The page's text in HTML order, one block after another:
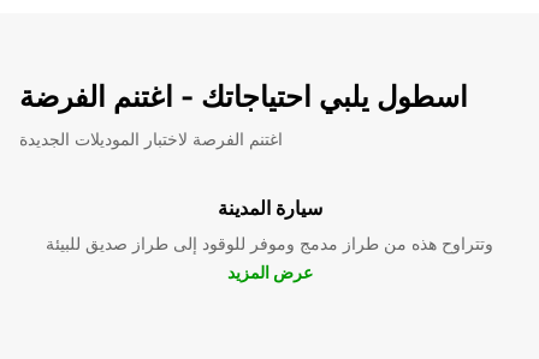
اسطول يلبي احتياجاتك - اغتنم الفرضة
اغتنم الفرصة لاختبار الموديلات الجديدة
سيارة المدينة
وتتراوح هذه من طراز مدمج وموفر للوقود إلى طراز صديق للبيئة
عرض المزيد